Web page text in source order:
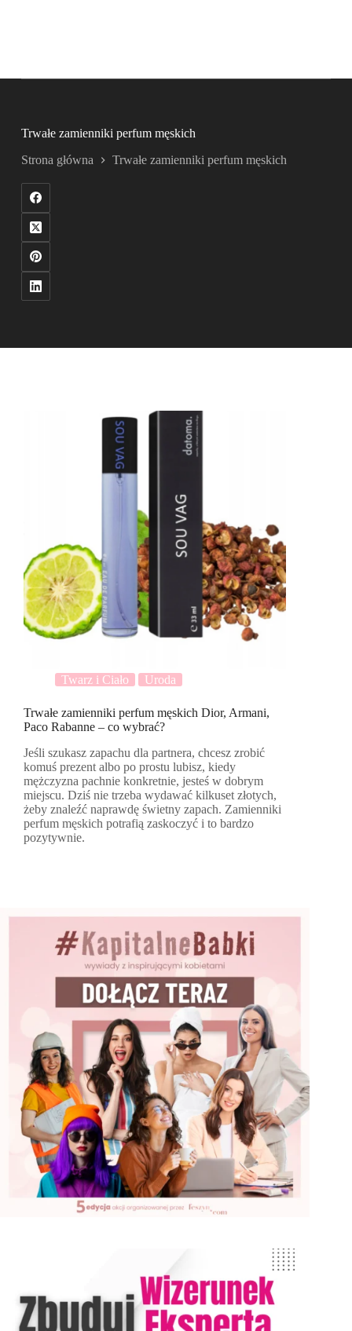
Trwałe zamienniki perfum męskich
Strona główna Trwałe zamienniki perfum męskich
Twarz i Ciało Uroda
Trwałe zamienniki perfum męskich Dior, Armani,
Paco Rabanne – co wybrać?
Jeśli szukasz zapachu dla partnera, chcesz zrobić
komuś prezent albo po prostu lubisz, kiedy
mężczyzna pachnie konkretnie, jesteś w dobrym
miejscu. Dziś nie trzeba wydawać kilkuset złotych,
żeby znaleźć naprawdę świetny zapach. Zamienniki
perfum męskich potrafią zaskoczyć i to bardzo
pozytywnie.